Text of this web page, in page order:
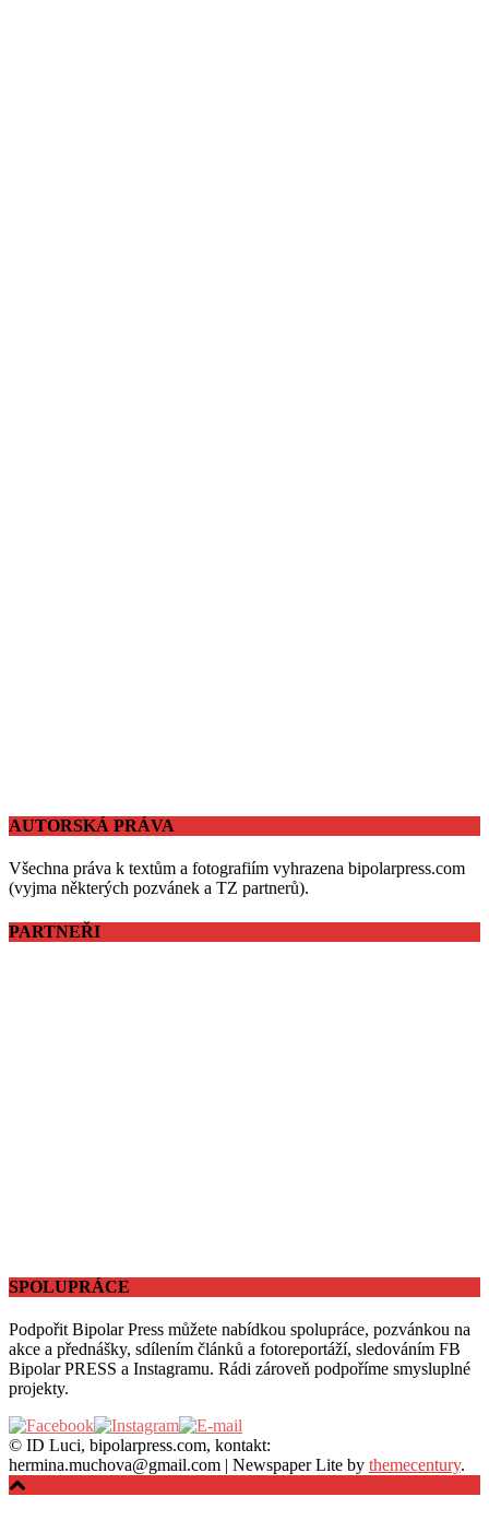
AUTORSKÁ PRÁVA
Všechna práva k textům a fotografiím vyhrazena bipolarpress.com
(vyjma některých pozvánek a TZ partnerů).
PARTNEŘI
SPOLUPRÁCE
Podpořit Bipolar Press můžete nabídkou spolupráce, pozvánkou na
akce a přednášky, sdílením článků a fotoreportáží, sledováním FB
Bipolar PRESS a Instagramu. Rádi zároveň podpoříme smysluplné
projekty.
© ID Luci, bipolarpress.com, kontakt:
hermina.muchova@gmail.com | Newspaper Lite by themecentury.